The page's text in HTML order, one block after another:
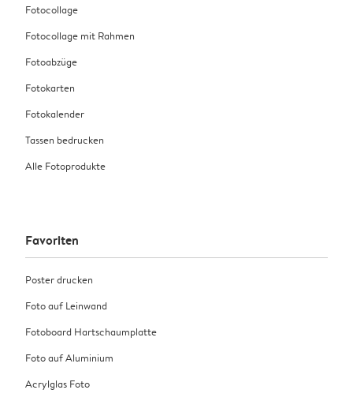
Fotocollage
Fotocollage mit Rahmen
Fotoabzüge
Fotokarten
Fotokalender
Tassen bedrucken
Alle Fotoprodukte
Favoriten
Poster drucken
Foto auf Leinwand
Fotoboard Hartschaumplatte
Foto auf Aluminium
Acrylglas Foto